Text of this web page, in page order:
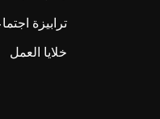
ترابيزة
خلايا العمل